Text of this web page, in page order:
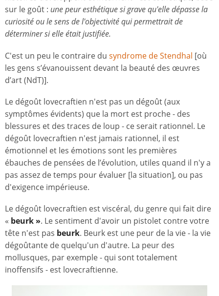
sur le goût : une peur esthétique si grave qu'elle dépasse la
curiosité ou le sens de l'objectivité qui permettrait de
déterminer si elle était justifiée.
C'est un peu le contraire du syndrome de Stendhal [où
les gens s’évanouissent devant la beauté des œuvres
d’art (NdT)].
Le dégoût lovecraftien n'est pas un dégoût (aux
symptômes évidents) que la mort est proche - des
blessures et des traces de loup - ce serait rationnel. Le
dégoût lovecraftien n'est jamais rationnel, il est
émotionnel et les émotions sont les premières
ébauches de pensées de l’évolution, utiles quand il n'y a
pas assez de temps pour évaluer [la situation], ou pas
d'exigence impérieuse.
Le dégoût lovecraftien est viscéral, du genre qui fait dire
« beurk ». Le sentiment d'avoir un pistolet contre votre
tête n'est pas beurk. Beurk est une peur de la vie - la vie
dégoûtante de quelqu'un d'autre. La peur des
mollusques, par exemple - qui sont totalement
inoffensifs - est lovecraftienne.